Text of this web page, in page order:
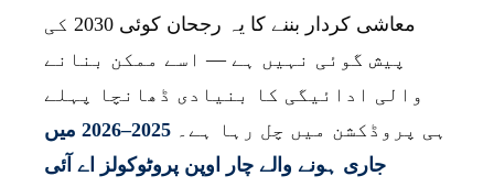
معاشی کردار بننے کا یہ رجحان کوئی 2030 کی
پیش گوئی نہیں ہے — اسے ممکن بنانے
والی ادائیگی کا بنیادی ڈھانچا پہلے
ہی پروڈکشن میں چل رہا ہے۔
2025–2026 میں
جاری ہونے والے چار اوپن پروٹوکولز اے آئی